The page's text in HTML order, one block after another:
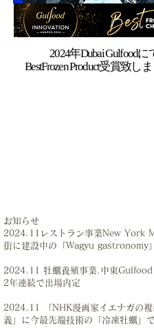
2024年Dubai Gulfoodに
​BestFrozen Product受賞致しま
お知らせ
2024.11レストラン事業New York
街に建設中の「Wagyu gastronomy
2024.11 牡蠣養殖事業.中東
2年連続で出場内定
2024.11 「NHK漫画家イエナガの複
義」に今最先端技術の「冷凍牡蠣」